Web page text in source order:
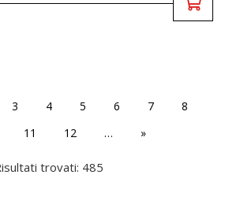
3 4 5 6 7
8
11 12 … »
trovati: 485